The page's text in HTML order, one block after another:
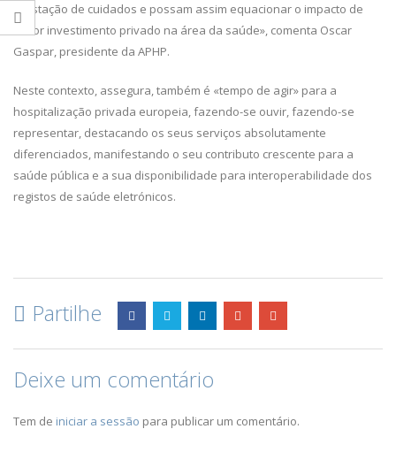
prestação de cuidados e possam assim equacionar o impacto de
maior investimento privado na área da saúde», comenta Oscar
Gaspar, presidente da APHP.
Neste contexto, assegura, também é «tempo de agir» para a
hospitalização privada europeia, fazendo-se ouvir, fazendo-se
representar, destacando os seus serviços absolutamente
diferenciados, manifestando o seu contributo crescente para a
saúde pública e a sua disponibilidade para interoperabilidade dos
registos de saúde eletrónicos.
Partilhe
Deixe um comentário
Tem de iniciar a sessão para publicar um comentário.